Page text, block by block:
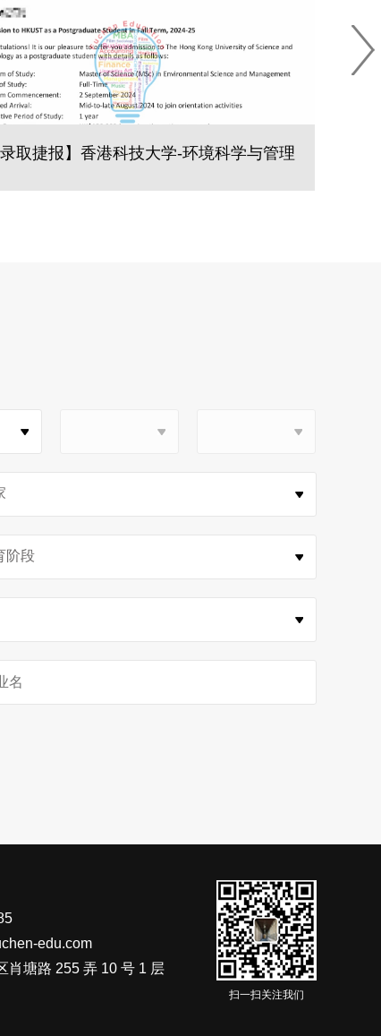
录取捷报】香港科技大学-环境科学与管理
edu.com
肖塘路 255 弄 10 号 1 层
扫一扫关注我们